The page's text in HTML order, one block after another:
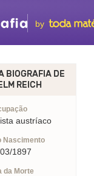
by
BIOGRAFIA DE
REICH
austríaco
Nascimento
1897
da Morte